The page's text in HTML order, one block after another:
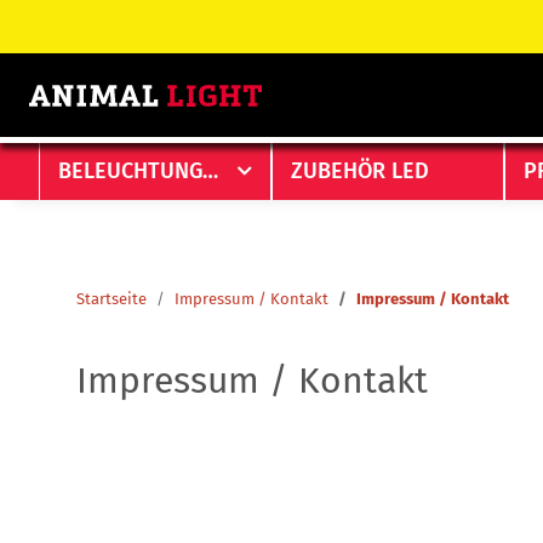
BELEUCHTUNGEN ZUBEHÖR LED
Startseite Impressum / Kontakt Impressum / Kontakt
Impressum / Kontakt